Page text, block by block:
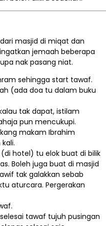
masjid di miqat dan
jemaah beberapa
nak pasang niat.
sehingga start tawaf.
(ada doa tu dalam buku
tak dapat, istilam
pun mencukupi.
makam Ibrahim
hotel) tu elok buat di bilik
Boleh juga buat di masjid
tak galakkan sebab
aturcara. Pergerakan
tawaf tujuh pusingan